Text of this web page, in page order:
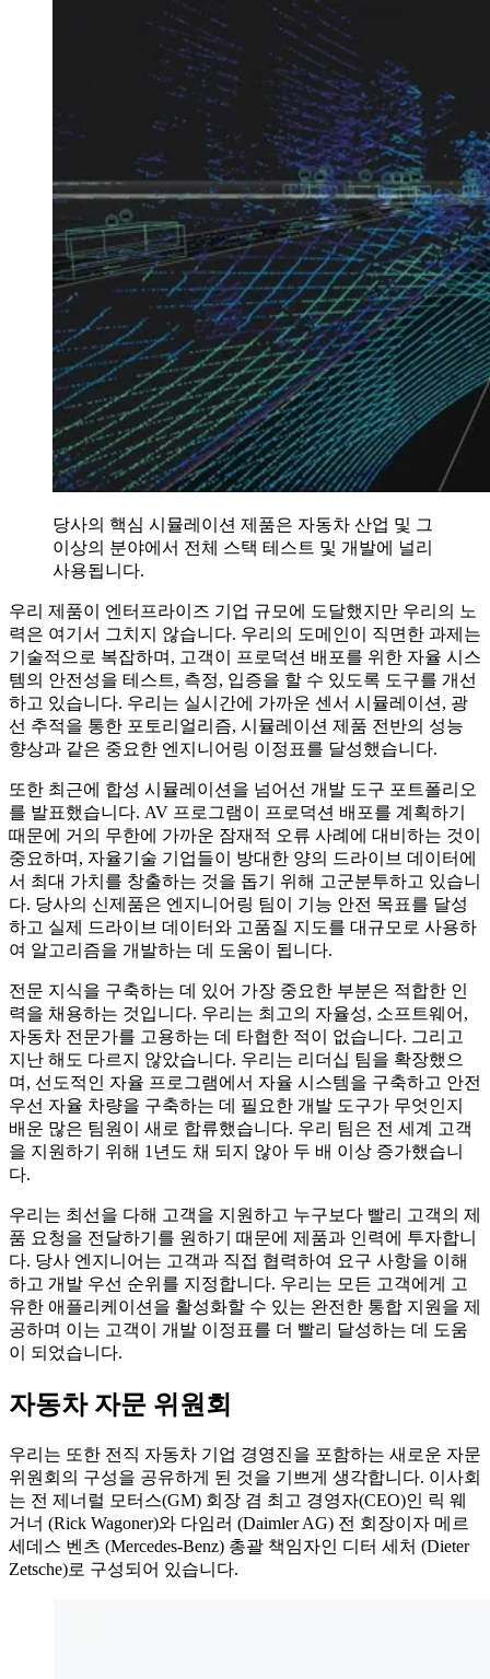
당사의 핵심 시뮬레이션 제품은 자동차 산업 및 그
이상의 분야에서 전체 스택 테스트 및 개발에 널리
사용됩니다.
우리 제품이 엔터프라이즈 기업 규모에 도달했지만 우리의 노
력은 여기서 그치지 않습니다. 우리의 도메인이 직면한 과제는
기술적으로 복잡하며, 고객이 프로덕션 배포를 위한 자율 시스
템의 안전성을 테스트, 측정, 입증을 할 수 있도록 도구를 개선
하고 있습니다. 우리는 실시간에 가까운 센서 시뮬레이션, 광
선 추적을 통한 포토리얼리즘, 시뮬레이션 제품 전반의 성능
향상과 같은 중요한 엔지니어링 이정표를 달성했습니다.
또한 최근에 합성 시뮬레이션을 넘어선 개발 도구 포트폴리오
를 발표했습니다. AV 프로그램이 프로덕션 배포를 계획하기
때문에 거의 무한에 가까운 잠재적 오류 사례에 대비하는 것이
중요하며, 자율기술 기업들이 방대한 양의 드라이브 데이터에
서 최대 가치를 창출하는 것을 돕기 위해 고군분투하고 있습니
다. 당사의 신제품은 엔지니어링 팀이 기능 안전 목표를 달성
하고 실제 드라이브 데이터와 고품질 지도를 대규모로 사용하
여 알고리즘을 개발하는 데 도움이 됩니다.
전문 지식을 구축하는 데 있어 가장 중요한 부분은 적합한 인
력을 채용하는 것입니다. 우리는 최고의 자율성, 소프트웨어,
자동차 전문가를 고용하는 데 타협한 적이 없습니다. 그리고
지난 해도 다르지 않았습니다. 우리는 리더십 팀을 확장했으
며, 선도적인 자율 프로그램에서 자율 시스템을 구축하고 안전
우선 자율 차량을 구축하는 데 필요한 개발 도구가 무엇인지
배운 많은 팀원이 새로 합류했습니다. 우리 팀은 전 세계 고객
을 지원하기 위해 1년도 채 되지 않아 두 배 이상 증가했습니
다.
우리는 최선을 다해 고객을 지원하고 누구보다 빨리 고객의 제
품 요청을 전달하기를 원하기 때문에 제품과 인력에 투자합니
다. 당사 엔지니어는 고객과 직접 협력하여 요구 사항을 이해
하고 개발 우선 순위를 지정합니다. 우리는 모든 고객에게 고
유한 애플리케이션을 활성화할 수 있는 완전한 통합 지원을 제
공하며 이는 고객이 개발 이정표를 더 빨리 달성하는 데 도움
이 되었습니다.
자동차 자문 위원회
우리는 또한 전직 자동차 기업 경영진을 포함하는 새로운 자문
위원회의 구성을 공유하게 된 것을 기쁘게 생각합니다. 이사회
는 전 제너럴 모터스(GM) 회장 겸 최고 경영자(CEO)인 릭 웨
거너 (Rick Wagoner)와 다임러 (Daimler AG) 전 회장이자 메르
세데스 벤츠 (Mercedes-Benz) 총괄 책임자인 디터 세처 (Dieter
Zetsche)로 구성되어 있습니다.